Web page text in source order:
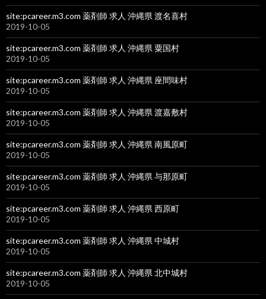
site:pcareer.m3.com 薬剤師 求人 沖縄県 渡名喜村
2019-10-05
site:pcareer.m3.com 薬剤師 求人 沖縄県 粟国村
2019-10-05
site:pcareer.m3.com 薬剤師 求人 沖縄県 座間味村
2019-10-05
site:pcareer.m3.com 薬剤師 求人 沖縄県 渡嘉敷村
2019-10-05
site:pcareer.m3.com 薬剤師 求人 沖縄県 南風原町
2019-10-05
site:pcareer.m3.com 薬剤師 求人 沖縄県 与那原町
2019-10-05
site:pcareer.m3.com 薬剤師 求人 沖縄県 西原町
2019-10-05
site:pcareer.m3.com 薬剤師 求人 沖縄県 中城村
2019-10-05
site:pcareer.m3.com 薬剤師 求人 沖縄県 北中城村
2019-10-05